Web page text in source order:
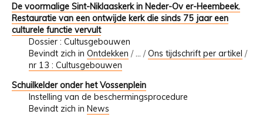
De voormalige Sint-Niklaaskerk in Neder-Ov er-Heembeek.
Restauratie van een ontwijde kerk die sinds 75 jaar een
culturele functie vervult
Dossier : Cultusgebouwen
Bevindt zich in Ontdekken /… /Ons tijdschrift per artikel /
nr 13 : Cultusgebouwen
Schuilkelder onder het Vossenplein
Instelling van de beschermingsprocedure
Bevindt zich in News